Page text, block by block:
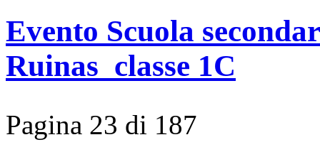
Evento Scuola
Ruinas_classe 1C
Pagina 23 di 187